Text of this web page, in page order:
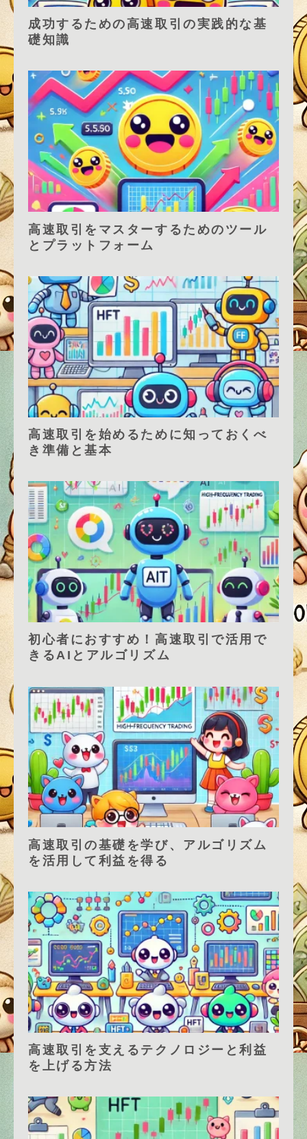
成功するための高速取引の実践的な基
礎知識
高速取引をマスターするためのツール
とプラットフォーム
高速取引を始めるために知っておくべ
き準備と基本
初心者におすすめ！高速取引で活用で
きるAIとアルゴリズム
高速取引の基礎を学び、アルゴリズム
を活用して利益を得る
高速取引を支えるテクノロジーと利益
を上げる方法